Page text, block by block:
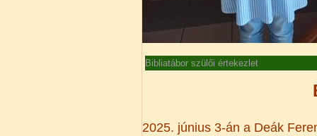
Bibliatábor szülői értekezlet
2025. június 3-án a Deák